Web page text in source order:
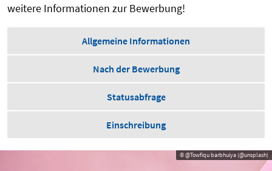
weitere Informationen zur Bewerbung!
Allgemeine Informationen
Nach der Bewerbung
Statusabfrage
Einschreibung
© @Towfiqu barbhuiya (@unsplash)